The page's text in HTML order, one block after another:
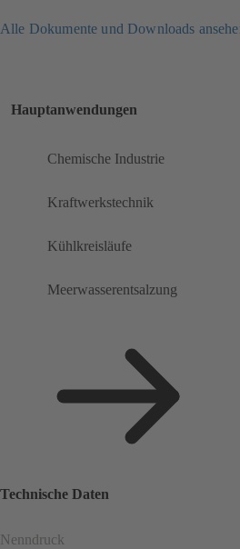
Alle Dokumente und Downloads
Hauptanwendungen
Chemische Industrie
Kraftwerkstechnik
Kühlkreisläufe
Meerwasserentsalzung
Technische Daten
Nenndruck